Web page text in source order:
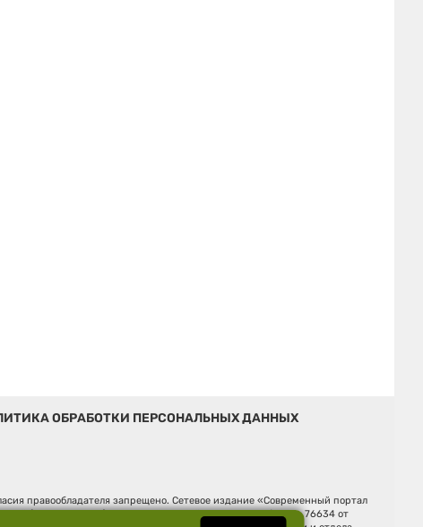
ОБРАБОТКИ ПЕРСОНАЛЬНЫХ ДАННЫХ
правообладателя запрещено. Сетевое издание «Современный портал
(Роскомнадзор). Регистрационный номер ЭЛ № ФС 77 - 76634 от